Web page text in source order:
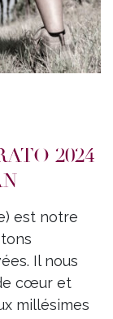
2024
est notre
Il nous
cœur et
millésimes